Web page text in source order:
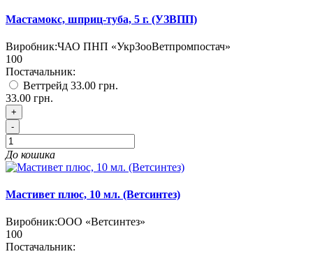
Мастамокс, шприц-туба, 5 г. (УЗВПП)
Виробник:ЧАО ПНП «УкрЗооВетпромпостач»
100
Постачальник:
Веттрейд 33.00 грн.
33.00 грн.
+
-
До кошика
Мастивет плюс, 10 мл. (Ветсинтез)
Виробник:ООО «Ветсинтез»
100
Постачальник: